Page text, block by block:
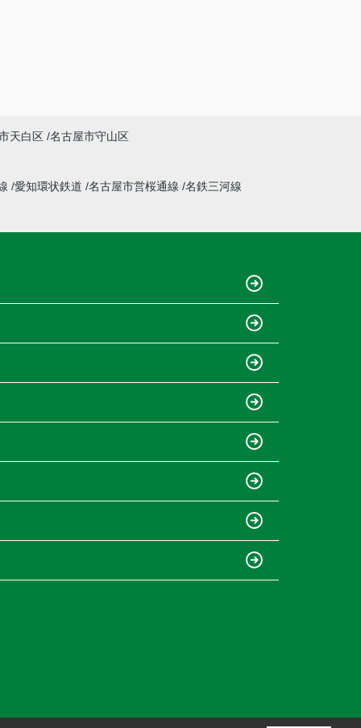
天白区 名古屋市守山区
愛知環状鉄道 名古屋市営桜通線 名鉄三河線